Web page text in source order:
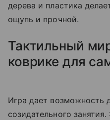
дерева и пластика
ощупь и прочной.
Тактильный
коврике для
Игра дает возможность
созидательного